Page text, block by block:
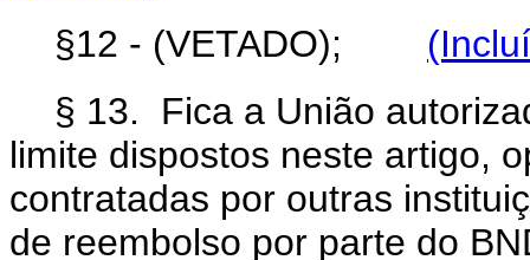
§12 - (VETADO);
§ 13. Fica a União
limite dispostos neste artigo,
contratadas por outras
de reembolso por parte do